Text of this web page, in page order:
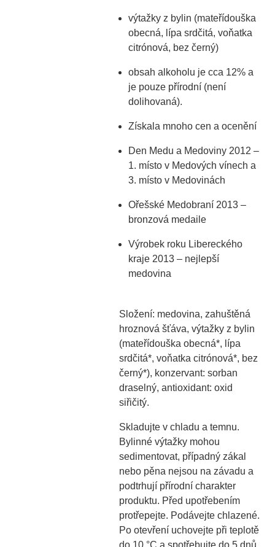
výtažky z bylin (mateřídouška
obecná, lípa srdčitá, voňatka
citrónová, bez černý)
obsah alkoholu je cca 12% a
je pouze přírodní (není
dolihovaná).
Získala mnoho cen a ocenění
Den Medu a Medoviny 2012 –
1. místo v Medových vínech a
3. místo v Medovinách
Ořešské Medobraní 2013 –
bronzová medaile
Výrobek roku Libereckého
kraje 2013 – nejlepší
medovina
Složení: medovina, zahuštěná
hroznová šťáva, výtažky z bylin
(mateřídouška obecná*, lípa
srdčitá*, voňatka citrónová*, bez
černý*), konzervant: sorban
draselný, antioxidant: oxid
siřičitý.
Skladujte v chladu a temnu.
Bylinné výtažky mohou
sedimentovat, případný zákal
nebo pěna nejsou na závadu a
podtrhují přírodní charakter
produktu. Před upotřebením
protřepejte. Podávejte chlazené.
Po otevření uchovejte při teplotě